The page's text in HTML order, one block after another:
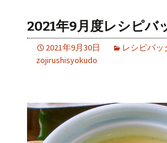
2021年9月度レシピバ
2021年9月30日
レシピバッ
zojirushisyokudo